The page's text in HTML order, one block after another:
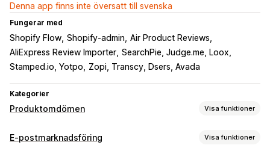
Denna app finns inte översatt till svenska
Fungerar med
Shopify Flow Shopify-admin Air Product Reviews
AliExpress Review Importer SearchPie, Judge.me, Loox
Stamped.io, Yotpo
Zopi, Transcy, Dsers, Avada
Kategorier
Produktomdömen Visa funktioner
Visningsalternativ
E-postmarknadsföring Visa funktioner